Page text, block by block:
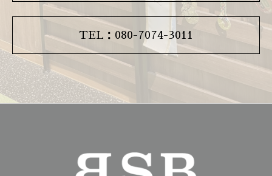
TEL：080-7074-3011